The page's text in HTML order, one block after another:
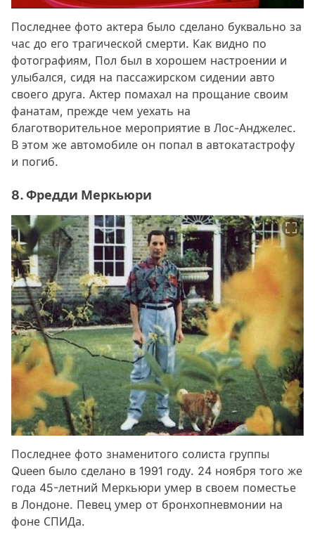
Последнее фото актера было сделано буквально за
час до его трагической смерти. Как видно по
фотографиям, Пол был в хорошем настроении и
улыбался, сидя на пассажирском сидении авто
своего друга. Актер помахал на прощание своим
фанатам, прежде чем уехать на
благотворительное мероприятие в Лос-Анджелес.
В этом же автомобиле он попал в автокатастрофу
и погиб.
8. Фредди Меркьюри
Последнее фото знаменитого солиста группы
Queen было сделано в 1991 году. 24 ноября того же
года 45-летний Меркьюри умер в своем поместье
в Лондоне. Певец умер от бронхопневмонии на
фоне СПИДа.